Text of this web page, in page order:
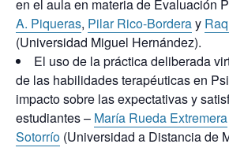
en el aula en materia de Evaluación
A. Piqueras, Pilar Rico-Borderay
(Universidad Miguel Hernández).
El uso de la práctica deliberada
de las habilidades terapéuticas en
impacto sobre las expectativas y
estudiantes – María Rueda Extremera
Sotorrío (Universidad a Distancia de